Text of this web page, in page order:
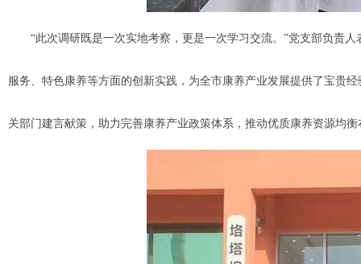
“此次调研既是一次实地考察，更是一次学习交流。”党支部负责人
服务、特色康养等方面的创新实践，为全市康养产业发展提供了宝贵
关部门建言献策，助力完善康养产业政策体系，推动优质康养资源均